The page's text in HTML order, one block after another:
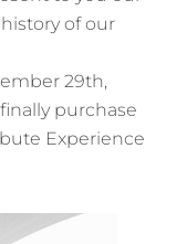
of our
29th,
purchase
Experience